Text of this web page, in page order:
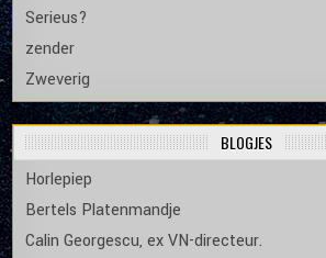
Serieus?
zender
Zweverig
BLOGJES
Horlepiep
Bertels Platenmandje
Calin Georgescu, ex VN-directeur.